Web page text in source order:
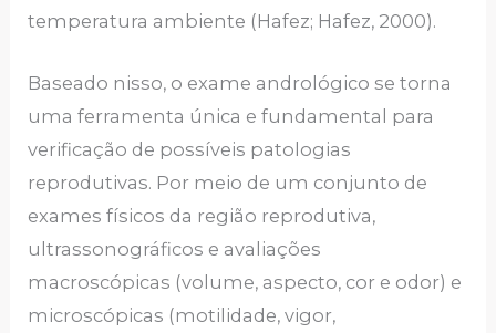
temperatura ambiente (Hafez; Hafez, 2000).
Baseado nisso, o exame andrológico se torna
uma ferramenta única e fundamental para
verificação de possíveis patologias
reprodutivas. Por meio de um conjunto de
exames físicos da região reprodutiva,
ultrassonográficos e avaliações
macroscópicas (volume, aspecto, cor e odor) e
microscópicas (motilidade, vigor,